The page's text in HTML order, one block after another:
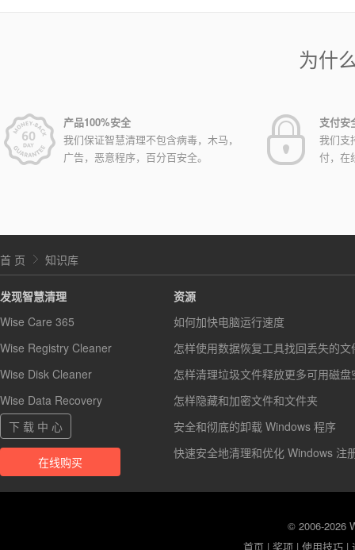
为什
产品100%安全
我们保证智慧清理不包含病毒，木马，
广告，恶意程序，百分百安全。
支付安
我们支
付，在
首 页 知识库
发现智慧清理
Wise Care 365
Wise Registry Cleaner
Wise Disk Cleaner
Wise Data Recovery
下 载 中 心
在线购买
资源
如何加快电脑运行速度
怎样使用数据恢复工具找回丢失的文
怎样清理垃圾文件释放更多可用磁盘
怎样隐藏和加密文件和文件夹
安全和彻底的卸载 Windows 程序
快速安全地清理和优化 Windows 注
© 2006-2026
首页 |奖项 |使用技巧 |